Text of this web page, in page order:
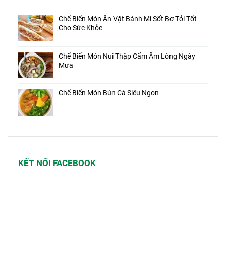
Chế Biến Món Ăn Vặt Bánh Mì Sốt Bơ Tỏi Tốt
Cho Sức Khỏe
Chế Biến Món Nui Thập Cẩm Ấm Lòng Ngày
Mưa
Chế Biến Món Bún Cá Siêu Ngon
KẾT NỐI FACEBOOK